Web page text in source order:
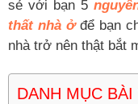
sẻ với bạn 5
thất nhà ởđể bạn
nhà trở nên thật bắt
DANH MỤC BÀI